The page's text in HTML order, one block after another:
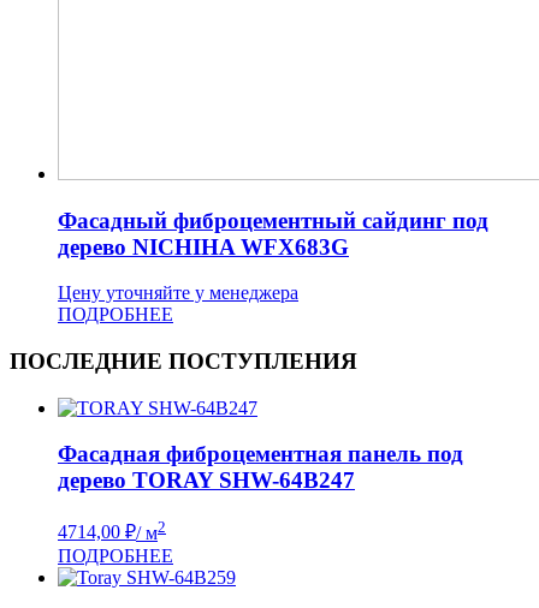
Фасадный фиброцементный сайдинг под
дерево NICHIHA WFX683G
Цену уточняйте у менеджера
ПОДРОБНЕЕ
ПОСЛЕДНИЕ ПОСТУПЛЕНИЯ
Фасадная фиброцементная панель под
дерево TORAY SHW-64B247
4714,00 ₽/ м2
ПОДРОБНЕЕ